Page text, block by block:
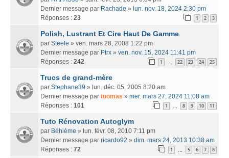
Dernier message par Rachade » lun. nov. 18, 2024 2:30 pm
Réponses : 23 1 2 3
Polish, Lustrant Et Cire Haut De Gamme
par Steele » ven. mars 28, 2008 1:22 pm
Dernier message par Ptrx » ven. nov. 15, 2024 11:41 pm
Réponses : 242 1 22 23 24 25
Trucs de grand-mère
par Stephane39 » lun. déc. 05, 2005 8:20 am
Dernier message par tuomas » mer. mars 27, 2024 11:08 am
Réponses : 101 1 8 9 10 11
Tuto Rénovation Autoglym
par Béhième » lun. févr. 08, 2010 7:11 pm
Dernier message par ricardo92 » dim. mars 24, 2013 10:38 am
Réponses : 72 1 5 6 7 8